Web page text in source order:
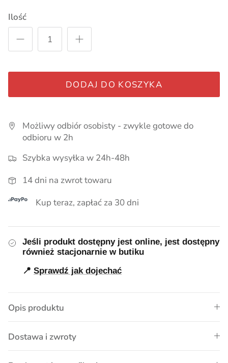
Pieluszki, kocyki
Smoczki, zawieszki, gryzaki
Lampki i akcesoria do pokoju
Myszki i Akcesoria Maileg
Ilość
DODAJ DO KOSZYKA
Możliwy odbiór osobisty - zwykle gotowe do
odbioru w 2h
Szybka wysyłka w 24h-48h
14 dni na zwrot towaru
Kup teraz, zapłać za 30 dni
Jeśli produkt dostępny jest online, jest dostępny
również stacjonarnie w butiku
📍 Sprawdź jak dojechać
Opis produktu
Dostawa i zwroty